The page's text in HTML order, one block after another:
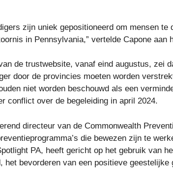
zijn uniek gepositioneerd om mensen te
in Pennsylvania,” vertelde Capone aan
de trustwebsite, vanaf eind augustus, zei
door de provincies moeten worden
niet worden beschouwd als een
conflict over de begeleiding in april 2024.
directeur van de Commonwealth
die bewezen zijn te
PA, heeft gericht op het gebruik van
het bevorderen van een positieve